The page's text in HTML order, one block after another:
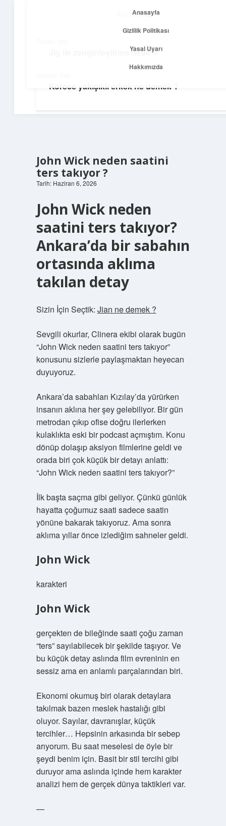
Anasayfa
Yasal Uyarı
Hakkımızda
Temiz Fikir Pınarı
John Wick neden saatini
ters takıyor ?
Tarih: Haziran 6, 2026
John Wick neden
saatini ters takıyor?
Ankara’da bir sabahın
ortasında aklıma
takılan detay
Sizin İçin Seçtik: Jian ne demek ?
Sevgili okurlar, Clinera ekibi olarak bugün
“John Wick neden saatini ters takıyor”
konusunu sizlerle paylaşmaktan heyecan
duyuyoruz.
Ankara’da sabahları Kızılay’da yürürken
insanın aklına her şey gelebiliyor. Bir gün
metrodan çıkıp ofise doğru ilerlerken
kulaklıkta eski bir podcast açmıştım. Konu
dönüp dolaşıp aksiyon filmlerine geldi ve
orada biri çok küçük bir detayı anlattı:
“John Wick neden saatini ters takıyor?”
İlk başta saçma gibi geliyor. Çünkü günlük
hayatta çoğumuz saati sadece saatin
yönüne bakarak takıyoruz. Ama sonra
aklıma yıllar önce izlediğim sahneler geldi.
John Wick
karakteri
John Wick
gerçekten de bileğinde saati çoğu zaman
“ters” sayılabilecek bir şekilde taşıyor. Ve
bu küçük detay aslında film evreninin en
sessiz ama en anlamlı parçalarından biri.
Ekonomi okumuş biri olarak detaylara
takılmak bazen meslek hastalığı gibi
oluyor. Sayılar, davranışlar, küçük
tercihler… Hepsinin arkasında bir sebep
arıyorum. Bu saat meselesi de öyle bir
şeydi benim için. Basit bir stil tercihi gibi
duruyor ama aslında içinde hem karakter
analizi hem de gerçek dünya taktikleri var.
—
Jig ile zenginleştirme nedir ?
Korece yakışıklı erkek ne demek ?
Anasayfa
Gizlilik Politikası
Yasal Uyarı
Hakkımızda